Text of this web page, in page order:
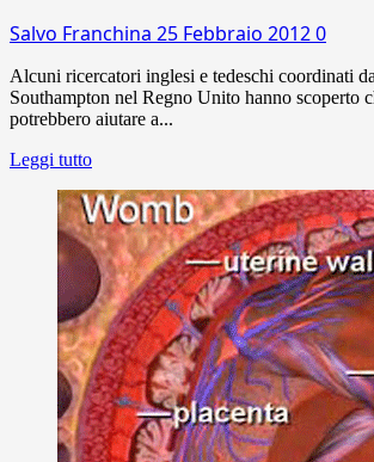
Salvo Franchina 25 Febbraio 20120
Alcuni ricercatori inglesi e tedeschi coordinati
Southampton nel Regno Unito hanno scoperto
potrebbero aiutare a...
Leggi tutto